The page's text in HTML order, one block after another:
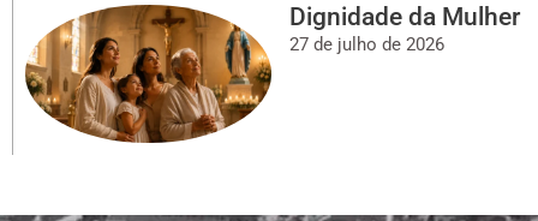
Dignidade da Mulher
27 de julho de 2026